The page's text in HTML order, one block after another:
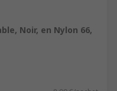
Noir, en Nylon 66,